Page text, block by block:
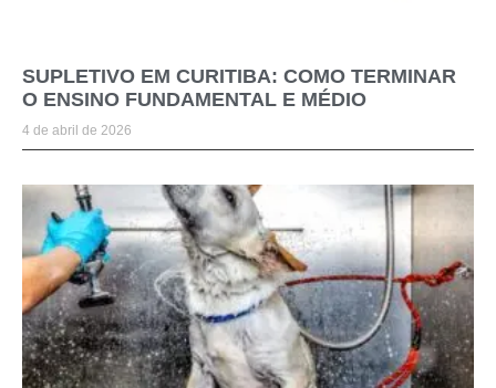
SUPLETIVO EM CURITIBA: COMO TERMINAR
O ENSINO FUNDAMENTAL E MÉDIO
4 de abril de 2026